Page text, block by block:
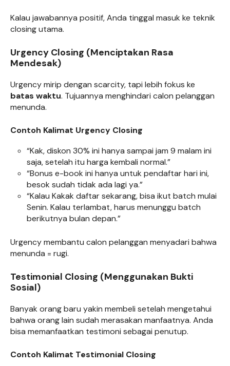
Kalau jawabannya positif, Anda tinggal masuk ke teknik
closing utama.
Urgency Closing (Menciptakan Rasa
Mendesak)
Urgency mirip dengan scarcity, tapi lebih fokus ke
batas waktu. Tujuannya menghindari calon pelanggan
menunda.
Contoh Kalimat Urgency Closing
“Kak, diskon 30% ini hanya sampai jam 9 malam ini
saja, setelah itu harga kembali normal.”
“Bonus e-book ini hanya untuk pendaftar hari ini,
besok sudah tidak ada lagi ya.”
“Kalau Kakak daftar sekarang, bisa ikut batch mulai
Senin. Kalau terlambat, harus menunggu batch
berikutnya bulan depan.”
Urgency membantu calon pelanggan menyadari bahwa
menunda = rugi.
Testimonial Closing (Menggunakan Bukti
Sosial)
Banyak orang baru yakin membeli setelah mengetahui
bahwa orang lain sudah merasakan manfaatnya. Anda
bisa memanfaatkan testimoni sebagai penutup.
Contoh Kalimat Testimonial Closing